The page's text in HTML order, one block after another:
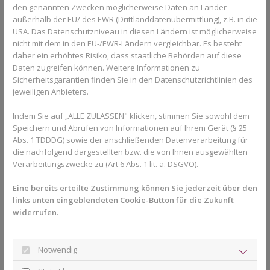
Aus kieferorthopädischer Sicht stellt der Schnuller jedoch kein
kiefergerechtes Produkt dar und sollte auch nicht mit der Größe
des Kindes mitwachsen. Sowohl der Schnuller als auch der
Daumen verwehren der Zunge den korrekten Platz am Gaumen.
Um die Nebenwirkungen eines Schnullers zu reduzieren, sollte
sowohl die Dauer der Verwendung sowie die Schnullergröße so
klein wie möglich gehalten werden.
Daumen- und Fingerlutschen
Prinzipiell lässt sich sagen, dass das Saugen an Schnulle und
Daumen, bzw. Finger, nicht direkt eine schädliche Wirkung auf
den Körper haben.
Das Saugen beruhigt, entspannt und hilft bei der
Stressbewältigung und hat somit auch positive Auswirkungen
auf den Körper. Vielmehr der falsche Umgang damit birgt vor
Verwendung eines Schnullers oder bei der Beobachtung des
Daumenlutschens sich ähnliche Fragen wie bei der Verwendung
den genannten Zwecken möglicherweise Daten an Länder
außerhalb der EU/ des EWR (Drittlanddatenübermittlung), z.B. in die
USA. Das Datenschutzniveau in diesen Ländern ist möglicherweise
nicht mit dem in den EU-/EWR-Ländern vergleichbar. Es besteht
daher ein erhöhtes Risiko, dass staatliche Behörden auf diese
Daten zugreifen können. Weitere Informationen zu
Sicherheitsgarantien finden Sie in den Datenschutzrichtlinien des
jeweiligen Anbieters.
Indem Sie auf „ALLE ZULASSEN" klicken, stimmen Sie sowohl dem
Speichern und Abrufen von Informationen auf Ihrem Gerät (§ 25
Abs. 1 TDDDG) sowie der anschließenden Datenverarbeitung für
die nachfolgend dargestellten bzw. die von Ihnen ausgewählten
Verarbeitungszwecke zu (Art 6 Abs. 1 lit. a. DSGVO).
Eine bereits erteilte Zustimmung können Sie jederzeit über den
links unten eingeblendeten Cookie-Button für die Zukunft
widerrufen.
Notwendig